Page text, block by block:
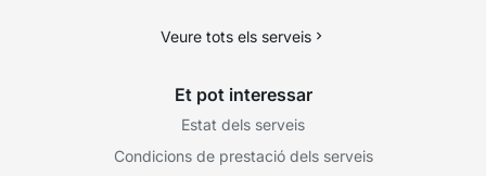
Veure tots els serveis
Et pot interessar
Estat dels serveis
Condicions de prestació dels serveis